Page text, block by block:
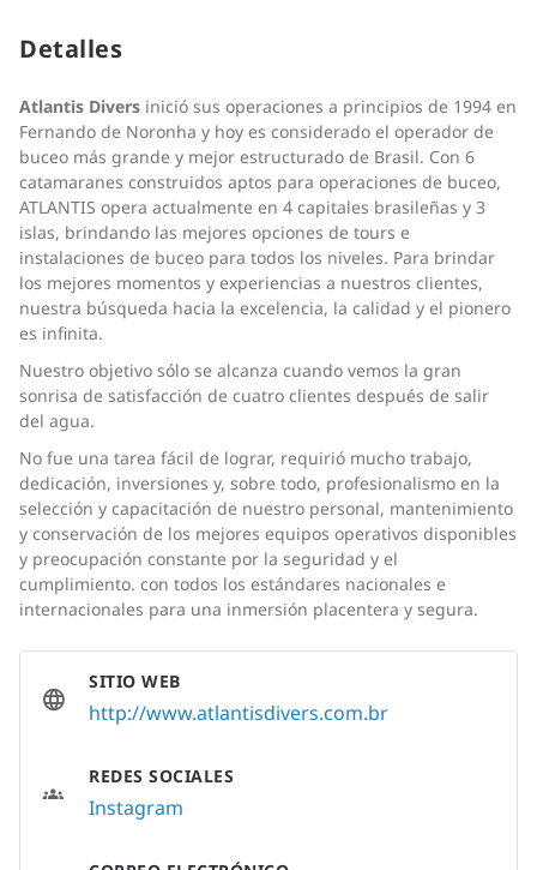
Detalles
Atlantis Divers inició sus operaciones a principios de 1994 en
Fernando de Noronha y hoy es considerado el operador de
buceo más grande y mejor estructurado de Brasil. Con 6
catamaranes construidos aptos para operaciones de buceo,
ATLANTIS opera actualmente en 4 capitales brasileñas y 3
islas, brindando las mejores opciones de tours e
instalaciones de buceo para todos los niveles. Para brindar
los mejores momentos y experiencias a nuestros clientes,
nuestra búsqueda hacia la excelencia, la calidad y el pionero
es infinita.
Nuestro objetivo sólo se alcanza cuando vemos la gran
sonrisa de satisfacción de cuatro clientes después de salir
del agua.
No fue una tarea fácil de lograr, requirió mucho trabajo,
dedicación, inversiones y, sobre todo, profesionalismo en la
selección y capacitación de nuestro personal, mantenimiento
y conservación de los mejores equipos operativos disponibles
y preocupación constante por la seguridad y el
cumplimiento. con todos los estándares nacionales e
internacionales para una inmersión placentera y segura.
SITIO WEB
http://www.atlantisdivers.com.br
REDES SOCIALES
Instagram